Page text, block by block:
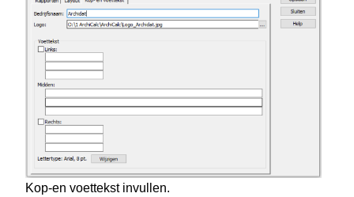
Kop-en voettekst invullen.